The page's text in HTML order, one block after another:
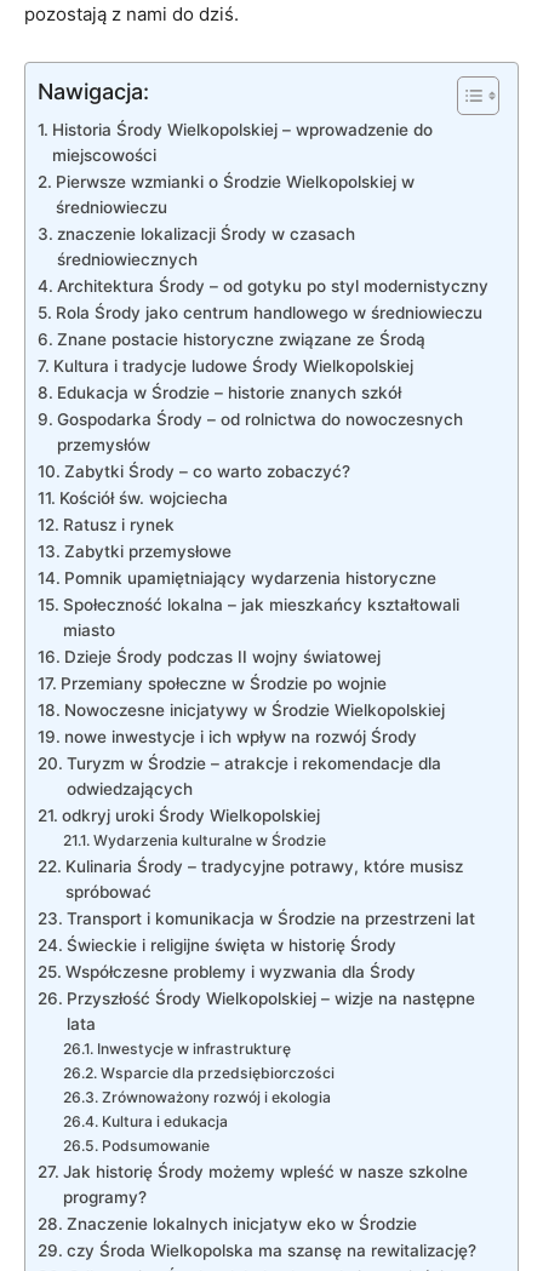
pozostają z nami do dziś.
Nawigacja:
Historia Środy Wielkopolskiej – wprowadzenie do
miejscowości
Pierwsze wzmianki o Środzie Wielkopolskiej w
średniowieczu
znaczenie lokalizacji Środy w czasach
średniowiecznych
Architektura Środy – od gotyku po styl modernistyczny
Rola Środy jako centrum handlowego w średniowieczu
Znane postacie historyczne związane ze Środą
Kultura i tradycje ludowe Środy Wielkopolskiej
Edukacja w Środzie – historie znanych szkół
Gospodarka Środy – od rolnictwa do nowoczesnych
przemysłów
Zabytki Środy – co warto zobaczyć?
Kościół św. wojciecha
Ratusz i rynek
Zabytki przemysłowe
Pomnik upamiętniający wydarzenia historyczne
Społeczność lokalna – jak mieszkańcy kształtowali
miasto
Dzieje Środy podczas II wojny światowej
Przemiany społeczne w Środzie po wojnie
Nowoczesne inicjatywy w Środzie Wielkopolskiej
nowe inwestycje i ich wpływ na rozwój Środy
Turyzm w Środzie – atrakcje i rekomendacje dla
odwiedzających
odkryj uroki Środy Wielkopolskiej
Wydarzenia kulturalne w Środzie
Kulinaria Środy – tradycyjne potrawy, które musisz
spróbować
Transport i komunikacja w Środzie na przestrzeni lat
Świeckie i religijne święta w historię Środy
Współczesne problemy i wyzwania dla Środy
Przyszłość Środy Wielkopolskiej – wizje na następne
lata
Inwestycje w infrastrukturę
Wsparcie dla przedsiębiorczości
Zrównoważony rozwój i ekologia
Kultura i edukacja
Podsumowanie
Jak historię Środy możemy wpleść w nasze szkolne
programy?
Znaczenie lokalnych inicjatyw eko w Środzie
czy Środa Wielkopolska ma szansę na rewitalizację?